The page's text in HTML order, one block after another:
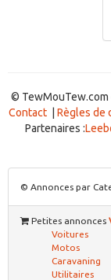
© TewMouTew.com
Contact
Règles de
Partenaires :
© Annonces par
Petites annonces
Voitures
Motos
Caravaning
Utilitaires